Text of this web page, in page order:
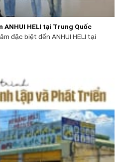
ANHUI HELI tại Trung Quốc
đặc biệt đến ANHUI HELI tại